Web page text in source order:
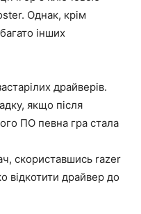
Однак, крім
інших
драйверів.
якщо після
ПО певна гра стала
скориставшись razer
відкотити драйвер до